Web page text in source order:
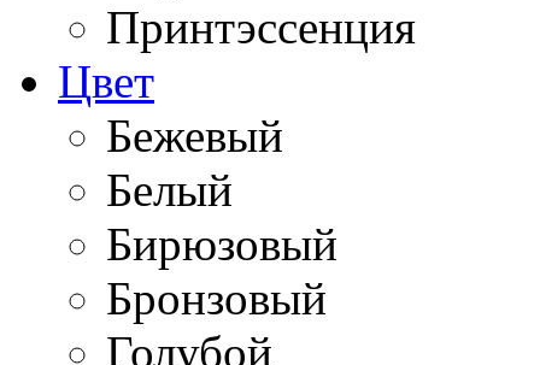
Принтэссенция
Цвет
Бежевый
Белый
Бирюзовый
Бронзовый
Голубой